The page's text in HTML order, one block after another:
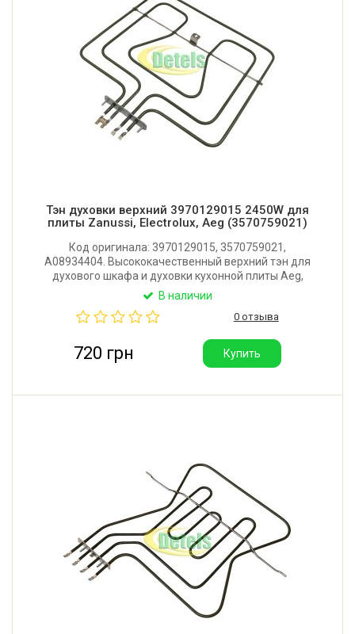
Тэн духовки верхний 3970129015 2450W для
плиты Zanussi, Electrolux, Aeg (3570759021)
Код оригинала: 3970129015, 3570759021,
A08934404. Высококачественный верхний тэн для
духового шкафа и духовки кухонной плиты Aeg,
Electrolux, Zanussi. Мощность: 2450W (800W+1650W).
Производитель: Tormec (Турция).
В наличии
0 отзыва
720 грн Купить